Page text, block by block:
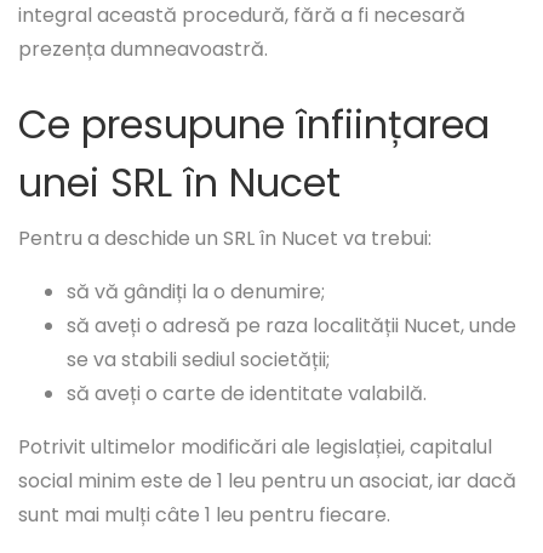
integral această procedură, fără a fi necesară
prezența dumneavoastră.
Ce presupune înființarea
unei SRL în Nucet
Pentru a deschide un SRL în Nucet va trebui:
să vă gândiți la o denumire;
să aveți o adresă pe raza localității Nucet, unde
se va stabili sediul societății;
să aveți o carte de identitate valabilă.
Potrivit ultimelor modificări ale legislației, capitalul
social minim este de 1 leu pentru un asociat, iar dacă
sunt mai mulți câte 1 leu pentru fiecare.